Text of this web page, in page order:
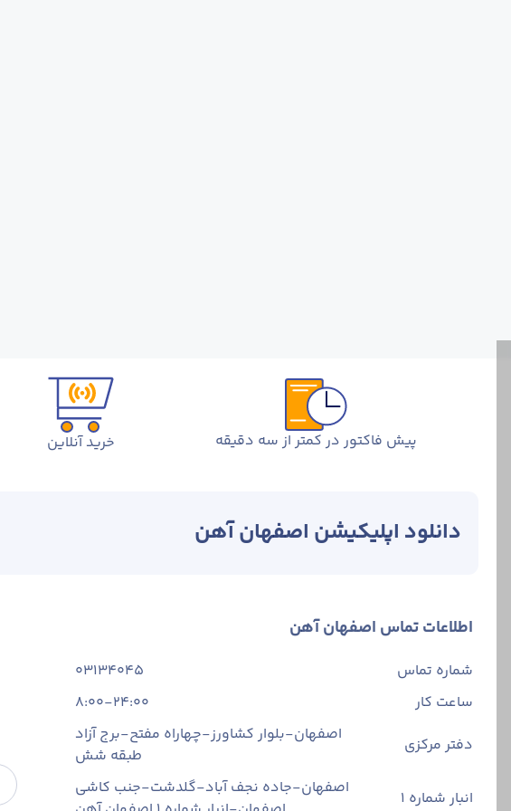
پیش فاکتور در کمتر از سه دقیقه خرید آنلاین
دانلود اپلیکیشن اصفهان آهن
اطلاعات تماس اصفهان آهن
شماره تماس
03134045
ساعت کار
8:00-24:00
دفتر مرکزی
اصفهان-بلوار کشاورز-چهاراه مفتح-برج آزاد
طبقه شش
انبار شماره 1
اصفهان-جاده نجف آباد-گلدشت-جنب کاشی